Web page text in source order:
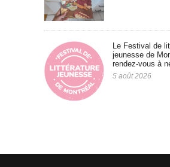
Le Festival de
jeunesse de
rendez-vous à
5 août 2026